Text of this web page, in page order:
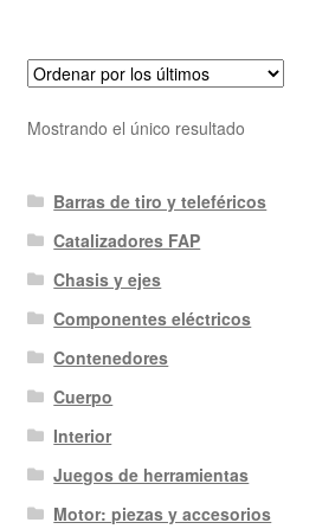
Mostrando el único resultado
Barras de tiro y teleféricos
Catalizadores FAP
Chasis y ejes
Componentes eléctricos
Contenedores
Cuerpo
Interior
Juegos de herramientas
Motor: piezas y accesorios